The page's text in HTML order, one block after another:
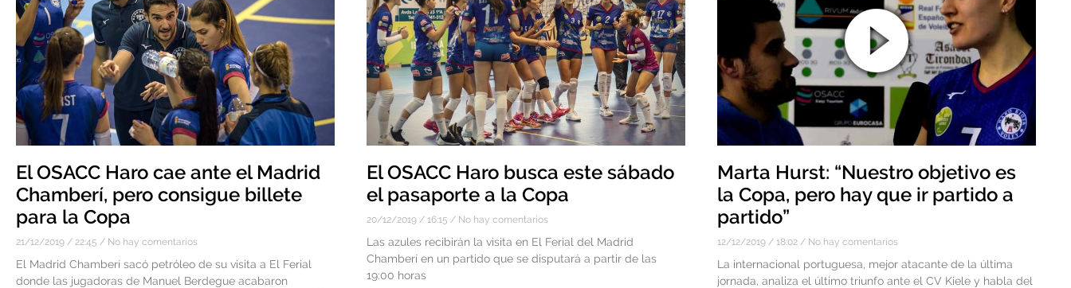
El OSACC Haro cae ante el Madrid
Chamberí, pero consigue billete
para la Copa
21/12/2019 22:45 No hay comentarios
El Madrid Chamberí sacó petróleo de su visita a El Ferial
donde las jugadoras de Manuel Berdegue acabaron
El OSACC Haro busca este sábado
el pasaporte a la Copa
20/12/2019 16:15 No hay comentarios
Las azules recibirán la visita en El Ferial del Madrid
Chamberí en un partido que se disputará a partir de las
19:00 horas
Marta Hurst: “Nuestro objetivo es
la Copa, pero hay que ir partido a
partido”
12/12/2019 18:02 No hay comentarios
La internacional portuguesa, mejor atacante de la última
jornada, analiza el último triunfo ante el CV Kiele y habla del